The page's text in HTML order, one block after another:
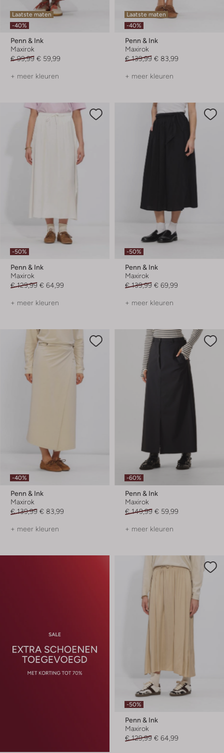
Laatste maten
-40%
Penn & Ink
Maxirok
€ 99,99 € 59,99
+ meer kleuren
Laatste maten
-40%
Penn & Ink
Maxirok
€ 139,99 € 83,99
+ meer kleuren
-50%
Penn & Ink
Maxirok
€ 129,99 € 64,99
+ meer kleuren
-50%
Penn & Ink
Maxirok
€ 139,99 € 69,99
+ meer kleuren
-40%
Penn & Ink
Maxirok
€ 139,99 € 83,99
+ meer kleuren
-60%
Penn & Ink
Maxirok
€ 149,99 € 59,99
+ meer kleuren
-50%
Penn & Ink
Maxirok
€ 129,99 € 64,99